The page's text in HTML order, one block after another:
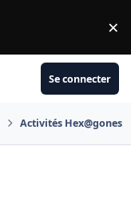
×
Se connecter
Activités Hex@gones